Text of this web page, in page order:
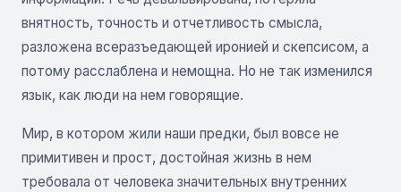
внятность, точность и отчетливость смысла,
разложена всеразъедающей иронией и скепсисом, а
потому расслаблена и немощна. Но не так изменился
язык, как люди на нем говорящие.
Мир, в котором жили наши предки, был вовсе не
примитивен и прост, достойная жизнь в нем
требовала от человека значительных внутренних